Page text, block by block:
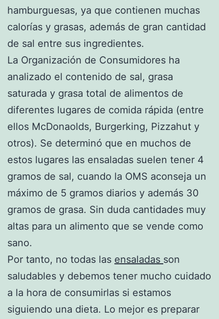
hamburguesas, ya que contienen muchas
calorías y grasas, además de gran cantidad
de sal entre sus ingredientes.
La Organización de Consumidores ha
analizado el contenido de sal, grasa
saturada y grasa total de alimentos de
diferentes lugares de comida rápida (entre
ellos McDonaolds, Burgerking, Pizzahut y
otros). Se determinó que en muchos de
estos lugares las ensaladas suelen tener 4
gramos de sal, cuando la OMS aconseja un
máximo de 5 gramos diarios y además 30
gramos de grasa. Sin duda cantidades muy
altas para un alimento que se vende como
sano.
Por tanto, no todas las ensaladas son
saludables y debemos tener mucho cuidado
a la hora de consumirlas si estamos
siguiendo una dieta. Lo mejor es preparar